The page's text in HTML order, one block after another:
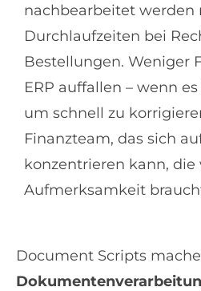
nachbearbeitet werden
Durchlaufzeiten bei
Bestellungen. Weniger
ERP auffallen – wenn
um schnell zu
Finanzteam, das sich
konzentrieren kann, die
Aufmerksamkeit
Document Scripts